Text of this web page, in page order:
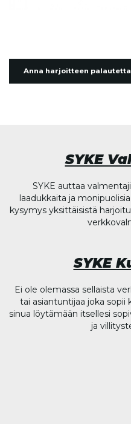
Anna harjoitteen palautetta
SYKE
SYKE auttaa
laadukkaita ja
kysymys yksittäisistä
SYKE
Ei ole olemassa sellaista
tai asiantuntijaa joka sopii
sinua löytämään itsellesi
ja